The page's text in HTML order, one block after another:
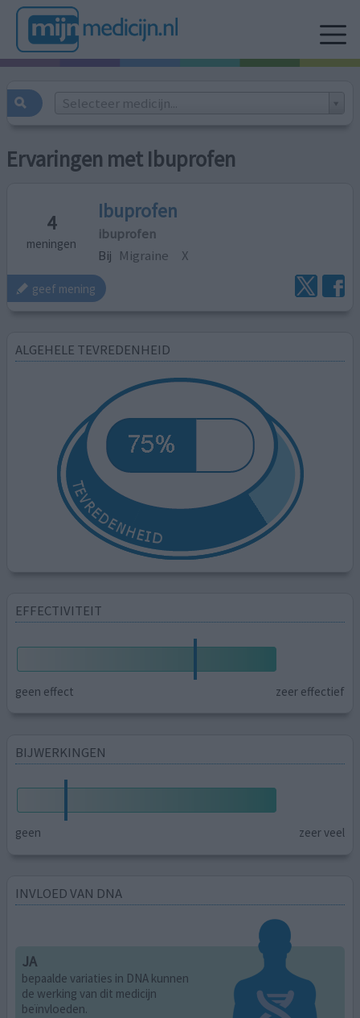
Selecteer medicijn...
Ervaringen met Ibuprofen
4
meningen
Ibuprofen
ibuprofen
Bij Migraine X
geef mening
ALGEHELE TEVREDENHEID
EFFECTIVITEIT
geen effect zeer effectief
BIJWERKINGEN
geen zeer veel
INVLOED VAN DNA
JA
bepaalde variaties in DNA kunnen
de werking van dit medicijn
beïnvloeden.